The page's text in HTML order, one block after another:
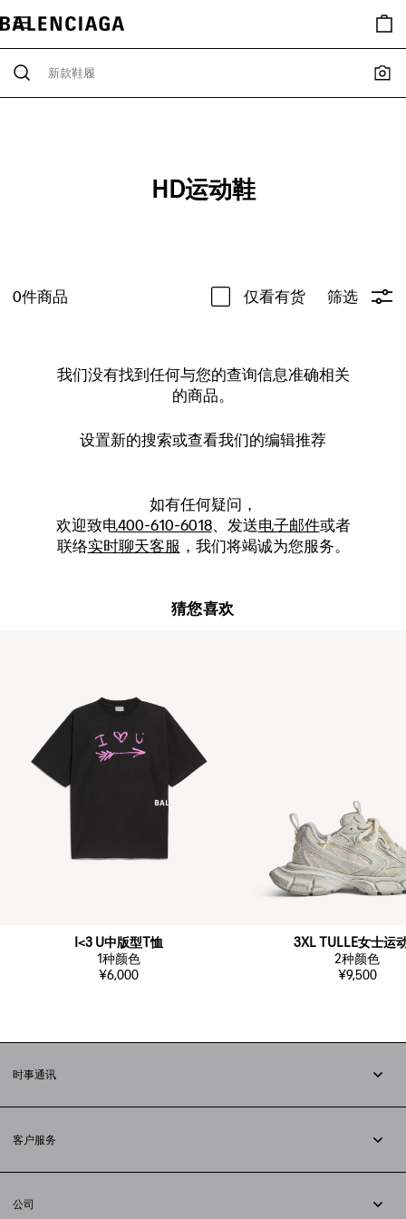
HD运动鞋
0件商品 仅看有货 筛选
我们没有找到任何与您的查询信息准确相关
的商品。
设置新的搜索或查看我们的编辑推荐
如有任何疑问，
欢迎致电400-610-6018、发送电子邮件或者
联络实时聊天客服 ，我们将竭诚为您服务。
猜您喜欢
I<3 U中版型T恤
1种颜色
¥6,000
3XL TULLE女士运
2种颜色
¥9,500
时事通讯
客户服务
配送方式
公司